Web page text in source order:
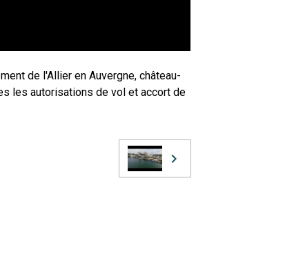
de l'Allier en Auvergne, château-
les autorisations de vol et accort de